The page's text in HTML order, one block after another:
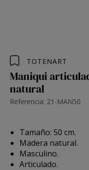
TOTENART
Maniqui
natural
Referencia: 21-MAN50
Tamaño: 50 cm.
Madera natural.
Masculino.
Articulado.